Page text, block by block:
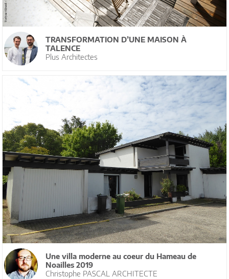
TRANSFORMATION D’UNE MAISON À
TALENCE
Plus Architectes
Une villa moderne au coeur du Hameau de
Noailles 2019
Christophe PASCAL ARCHITECTE